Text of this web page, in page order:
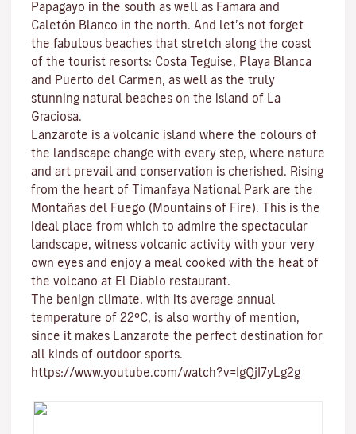
Papagayo in the south as well as Famara and
Caletón Blanco in the north. And let’s not forget
the fabulous beaches that stretch along the coast
of the tourist resorts: Costa Teguise, Playa Blanca
and Puerto del Carmen, as well as the truly
stunning natural beaches on the island of La
Graciosa.
Lanzarote is a volcanic island where the colours of
the landscape change with every step, where nature
and art prevail and conservation is cherished. Rising
from the heart of Timanfaya National Park are the
Montañas del Fuego (Mountains of Fire). This is the
ideal place from which to admire the spectacular
landscape, witness volcanic activity with your very
own eyes and enjoy a meal cooked with the heat of
the volcano at El Diablo restaurant.
The benign climate, with its average annual
temperature of 22ºC, is also worthy of mention,
since it makes Lanzarote the perfect destination for
all kinds of outdoor sports.
https://www.youtube.com/watch?v=IgQjI7yLg2g